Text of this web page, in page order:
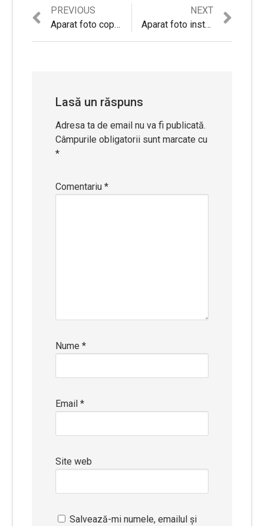
Navigare
PREVIOUS
Previous
post:
Aparat foto copii cu printare instant VALA V300®Review si Pareri
NEXT
post:
Aparat foto instant cu printare color VALA® V5 Review si Pareri
Lasă un răspuns
Adresa ta de email nu va fi publicată.
Câmpurile obligatorii sunt marcate cu
*
Comentariu*
Nume*
Email*
Site web
Salvează-mi numele, emailul și